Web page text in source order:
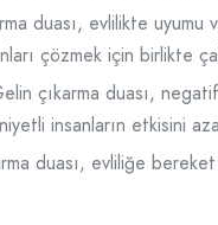
duası, evlilikte uyumu
çözmek için birlikte
çıkarma duası,
insanların etkisini
duası, evliliğe